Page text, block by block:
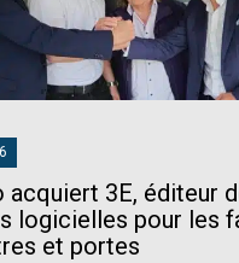
acquiert 3E, éditeur
logicielles pour les
et portes